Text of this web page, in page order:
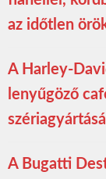
az időtlen
A Harley-
lenyűgöző
A Bugatti